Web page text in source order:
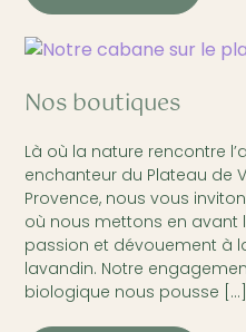
Nos boutiques
Là où la nature rencontre
enchanteur du Plateau de
Provence, nous vous
où nous mettons en avant
passion et dévouement à
lavandin. Notre
biologique nous pousse […]